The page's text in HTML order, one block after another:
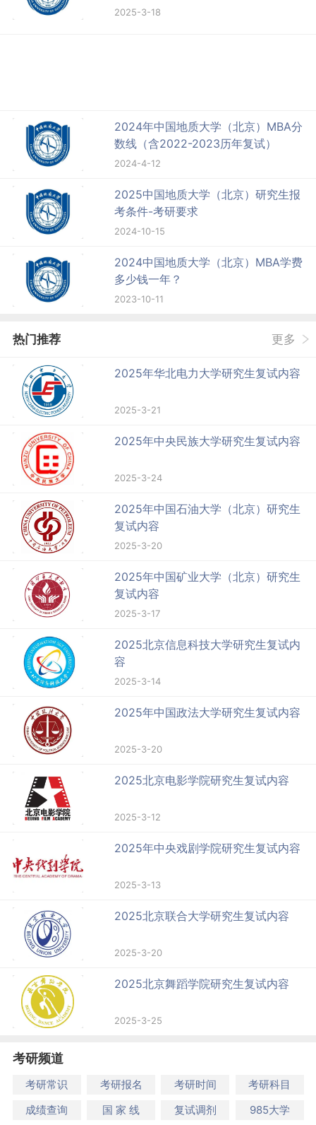
2025-3-18
2024年中国地质大学（北京）MBA分
数线（含2022-2023历年复试）
2024-4-12
2025中国地质大学（北京）研究生报
考条件-考研要求
2024-10-15
2024中国地质大学（北京）MBA学费
多少钱一年？
2023-10-11
热门推荐 更多
2025年华北电力大学研究生复试内容
2025-3-21
2025年中央民族大学研究生复试内容
2025-3-24
2025年中国石油大学（北京）研究生
复试内容
2025-3-20
2025年中国矿业大学（北京）研究生
复试内容
2025-3-17
2025北京信息科技大学研究生复试内
容
2025-3-14
2025年中国政法大学研究生复试内容
2025-3-20
2025北京电影学院研究生复试内容
2025-3-12
2025年中央戏剧学院研究生复试内容
2025-3-13
2025北京联合大学研究生复试内容
2025-3-20
2025北京舞蹈学院研究生复试内容
2025-3-25
考研频道
考研常识 考研报名 考研时间
考研科目
成绩查询
国 家 线 复试调剂 985大学